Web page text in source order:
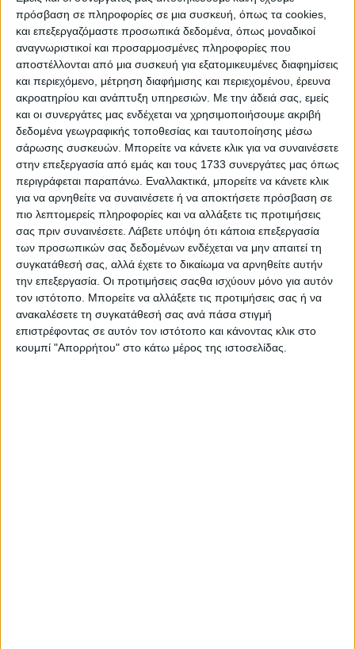
πρόσβαση σε πληροφορίες σε μια συσκευή, όπως τα cookies,
και επεξεργαζόμαστε προσωπικά δεδομένα, όπως μοναδικοί
αναγνωριστικοί και προσαρμοσμένες πληροφορίες που
αποστέλλονται από μια συσκευή για εξατομικευμένες διαφημίσεις
και περιεχόμενο, μέτρηση διαφήμισης και περιεχομένου, έρευνα
ακροατηρίου και ανάπτυξη υπηρεσιών. Με την άδειά σας, εμείς
και οι συνεργάτες μας ενδέχεται να χρησιμοποιήσουμε ακριβή
δεδομένα γεωγραφικής τοποθεσίας και ταυτοποίησης μέσω
σάρωσης συσκευών. Μπορείτε να κάνετε κλικ για να συναινέσετε
στην επεξεργασία από εμάς και τους 1733 συνεργάτες μας όπως
περιγράφεται παραπάνω. Εναλλακτικά, μπορείτε να κάνετε κλικ
για να αρνηθείτε να συναινέσετε ή να αποκτήσετε πρόσβαση σε
πιο λεπτομερείς πληροφορίες και να αλλάξετε τις προτιμήσεις
σας πριν συναινέσετε. Λάβετε υπόψη ότι κάποια επεξεργασία
των προσωπικών σας δεδομένων ενδέχεται να μην απαιτεί τη
συγκατάθεσή σας, αλλά έχετε το δικαίωμα να αρνηθείτε αυτήν
την επεξεργασία. Οι προτιμήσεις σαςθα ισχύουν μόνο για αυτόν
τον ιστότοπο. Μπορείτε να αλλάξετε τις προτιμήσεις σας ή να
ανακαλέσετε τη συγκατάθεσή σας ανά πάσα στιγμή
επιστρέφοντας σε αυτόν τον ιστότοπο και κάνοντας κλικ στο
κουμπί "Απορρήτου" στο κάτω μέρος της ιστοσελίδας.
7 Ιουλίου, 2024
Καβροχώρι